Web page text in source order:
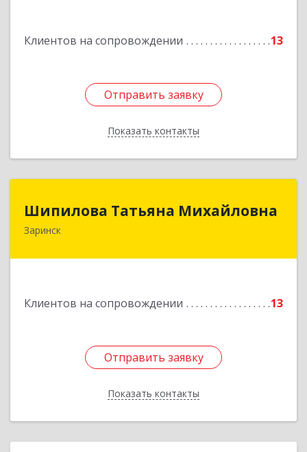
Клиентов на сопровождении 13
Отправить заявку
Показать контакты
Отправить заявку
Назад
Шипилова Татьяна Михайловна
Заринск
Клиентов на сопровождении 13
Отправить заявку
Показать контакты
Шипилова Татьяна Михайловна
Отправить заявку
Назад